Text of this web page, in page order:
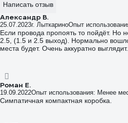
Написать отзыв
Александр В.
25.07.2023г. ЛыткариноОпыт
Если провода пропоять то пойдёт. Но не более 2.5 кв.
2.5, (1.5 и 2.5 выход). Нормально вошло думал не влезет, мало
места будет. Очень аккуратно выглядит.
Роман Е.
19.09.2022Опыт использования: Менее
Симпатичная компактная коробка.